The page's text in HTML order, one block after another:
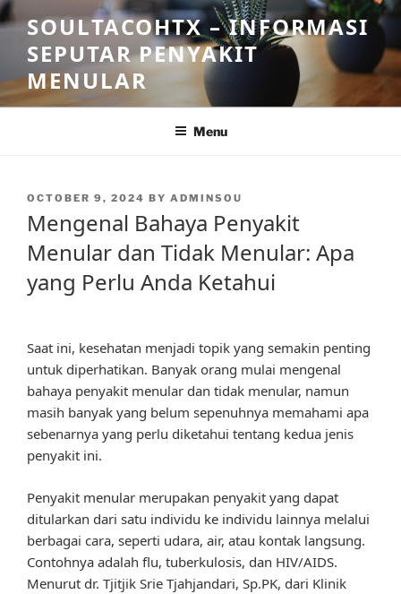
Skip
to
content
SOULTACOHTX – INFORMASI
SEPUTAR PENYAKIT
MENULAR
Menu
POSTED
OCTOBER 9, 2024 BY ADMINSOU
Mengenal Bahaya Penyakit
Menular dan Tidak Menular: Apa
yang Perlu Anda Ketahui
Saat ini, kesehatan menjadi topik yang semakin penting
untuk diperhatikan. Banyak orang mulai mengenal
bahaya penyakit menular dan tidak menular, namun
masih banyak yang belum sepenuhnya memahami apa
sebenarnya yang perlu diketahui tentang kedua jenis
penyakit ini.
Penyakit menular merupakan penyakit yang dapat
ditularkan dari satu individu ke individu lainnya melalui
berbagai cara, seperti udara, air, atau kontak langsung.
Contohnya adalah flu, tuberkulosis, dan HIV/AIDS.
Menurut dr. Tjitjik Srie Tjahjandari, Sp.PK, dari Klinik